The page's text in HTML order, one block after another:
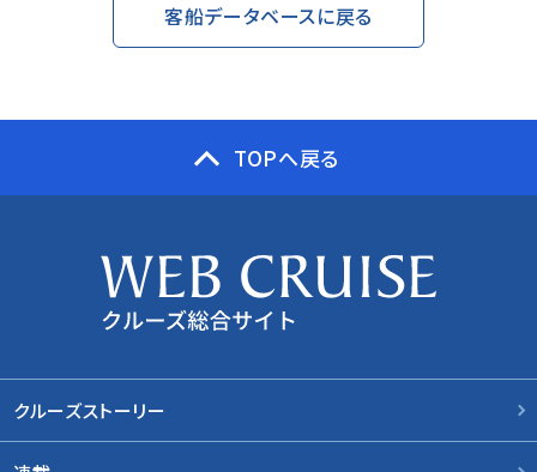
客船データベースに戻る
TOPへ戻る
クルーズストーリー